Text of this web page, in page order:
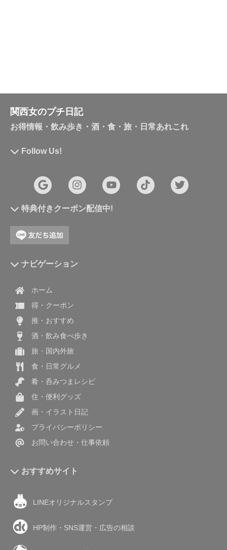
関西女のプチ日記
お得情報・飲み歩き・酒・食・旅・日常あれこれ
Follow Us!
特典付きクーポン配信中!
ナビゲーション
ホーム
得・クーポン
推・おすすめ
酒・飲み食べ歩き
旅・国内外旅
食・日常グルメ
肴・呑みつまレシピ
住・便利グッズ
画・イラスト日記
プライバシーポリシー
お問い合わせ・仕事依頼
おすすめサイト
LINEオリジナルスタンプ
HP制作・SNS運営・広告の相談